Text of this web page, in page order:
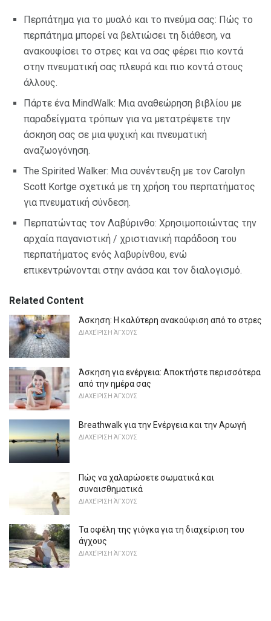
Περπάτημα για το μυαλό και το πνεύμα σας: Πώς το
περπάτημα μπορεί να βελτιώσει τη διάθεση, να
ανακουφίσει το στρες και να σας φέρει πιο κοντά
στην πνευματική σας πλευρά και πιο κοντά στους
άλλους.
Πάρτε ένα MindWalk: Μια αναθεώρηση βιβλίου με
παραδείγματα τρόπων για να μετατρέψετε την
άσκηση σας σε μια ψυχική και πνευματική
αναζωογόνηση.
The Spirited Walker: Μια συνέντευξη με τον Carolyn
Scott Kortge σχετικά με τη χρήση του περπατήματος
για πνευματική σύνδεση.
Περπατώντας τον Λαβύρινθο: Χρησιμοποιώντας την
αρχαία παγανιστική / χριστιανική παράδοση του
περπατήματος ενός λαβυρίνθου, ενώ
επικεντρώνονται στην ανάσα και τον διαλογισμό.
Related Content
Άσκηση: Η καλύτερη ανακούφιση από το στρες
ΔΙΑΧΕΊΡΙΣΗ ΆΓΧΟΥΣ
Άσκηση για ενέργεια: Αποκτήστε περισσότερα
από την ημέρα σας
ΔΙΑΧΕΊΡΙΣΗ ΆΓΧΟΥΣ
Breathwalk για την Ενέργεια και την Αρωγή
ΔΙΑΧΕΊΡΙΣΗ ΆΓΧΟΥΣ
Πώς να χαλαρώσετε σωματικά και
συναισθηματικά
ΔΙΑΧΕΊΡΙΣΗ ΆΓΧΟΥΣ
Τα οφέλη της γιόγκα για τη διαχείριση του
άγχους
ΔΙΑΧΕΊΡΙΣΗ ΆΓΧΟΥΣ